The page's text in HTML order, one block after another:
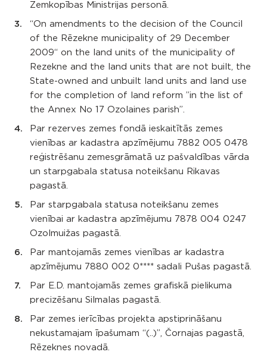
Zemkopības Ministrijas personā.
“On amendments to the decision of the Council
of the Rēzekne municipality of 29 December
2009“ on the land units of the municipality of
Rezekne and the land units that are not built, the
State-owned and unbuilt land units and land use
for the completion of land reform ”in the list of
the Annex No 17 Ozolaines parish”.
Par rezerves zemes fondā ieskaitītās zemes
vienības ar kadastra apzīmējumu 7882 005 0478
reģistrēšanu zemesgrāmatā uz pašvaldības vārda
un starpgabala statusa noteikšanu Rikavas
pagastā.
Par starpgabala statusa noteikšanu zemes
vienībai ar kadastra apzīmējumu 7878 004 0247
Ozolmuižas pagastā.
Par mantojamās zemes vienības ar kadastra
apzīmējumu 7880 002 0**** sadali Pušas pagastā.
Par E.D. mantojamās zemes grafiskā pielikuma
precizēšanu Silmalas pagastā.
Par zemes ierīcības projekta apstiprināšanu
nekustamajam īpašumam “(..)”, Čornajas pagastā,
Rēzeknes novadā.